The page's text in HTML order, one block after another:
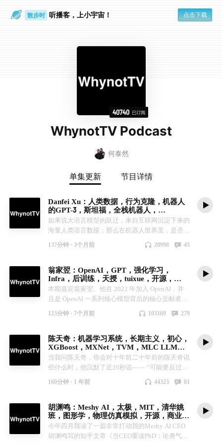
散步时 听播客，上小宇宙！ 点击下载
40740 已订阅
WhynotTV Podcast
何泰然
单集更新 节目详情
Danfei Xu：人类数据，行为克隆，机器人
的GPT-3，斯坦福，全栈机器人，
EgoMimic，遥操作，UMI
如果说大语言模型的跃迁，来自互联网沉淀下来的
海量人类语言数据；那么在机器人世界里，是否也
而是人拿起杯子、打开抽屉、穿过房间、和另一个
题，正是我们这期节目最重要的关键词：human
data，人类数据。 本期嘉宾 Danfei Xu: Danfei 一直
把自己定义成一个 roboticist，机器人学家，不是
只在屏幕上训练模型的人，而是那个愿意坐在机器
人旁边，看它动、看它坏、再把它修好的人。从早
年折腾单片机小车，到斯坦福几乎从零搭建 robot
到今天思考 human data 如何成为机器人学习的底
层燃料，他的技术主线始终不是单点算法，而是一
个完整全栈问题：机器人到底怎样才能从人类的动
作、经验和互动中，学会进入真实世界？ 在这期
节目里，我们会聊 Danfei Xu 如何走上机器人这条
成就谁？当机器人开始学习人的操作、人的身体、
甚至人和人之间的互动，它的智能上限是什么？
这里是 WhynotTV Podcast。现在，请和我一起，
走进Danfei Xu的世界。 -- 00:02:00 - Danfei 为什么
137分钟 · 3个月前 20998 45
翁家翌：OpenAI，GPT，强化学习，
Infra，后训练，天授，tuixue，开源，
CMU，清华
本期嘉宾翁家翌。他在 2022 年加入 OpenAI，并
且是 OpenAI 一系列核心模型背后的核心贡献者之
到的那些关键跃迁里，都有他的身影；而他最主要
training、infra。 但对我来说，翁家翌不只是“把模
型做得更强的人”。在成为 OpenAI 研究员之前，
他就已经用开源和产品影响过无数人：把知识与资
料公开、试图打破信息差；把做工具称作一种“慈
善”——在他的价值观里，开源不是履历装饰，而
是一种对世界的投入方式：追求的不是掌声，而是
经历聊起，走到他在清华与 CMU 的求学与成长，
再到他在 2022 年加入 OpenAI 后的亲历：站在 AI
风暴中心的人，到底看见了什么？ 这里是
WhynotTV Podcast。现在请和我一起，走进翁家
123分钟 · 7个月前 103169 279
陈天奇：机器学习系统，长期主义，初心，
XGBoost，MXNet，TVM，MLC LLM，
OctoML，CMU，UW
当我问陈天奇，你会对十年前二十年前的陈天奇说
些什么时，他沉默了近20秒说—— “可能要反过
的我说，记住自己对自己的承诺，坚持自己的理
我真正看到一个真正的理想主义者，过去二十年机
器学习的历史， XGBoost、MXNet、TVM、MLC
都是不可磨灭的精彩印迹，而在这几个项目名背
后，有一个共同的名字，他就是本期播客嘉宾陈天
160分钟 · 1 年前 44323 81
胡渊鸣：Meshy AI，太极，MIT，清华姚
班，图形学，物理仿真模拟，开源，商业
化，勇气 ，智慧
今年四月我读了一篇非常打动我的Meshy AI CEO
胡渊鸣写的知乎文章《当CEO重读PhD：论勇气与